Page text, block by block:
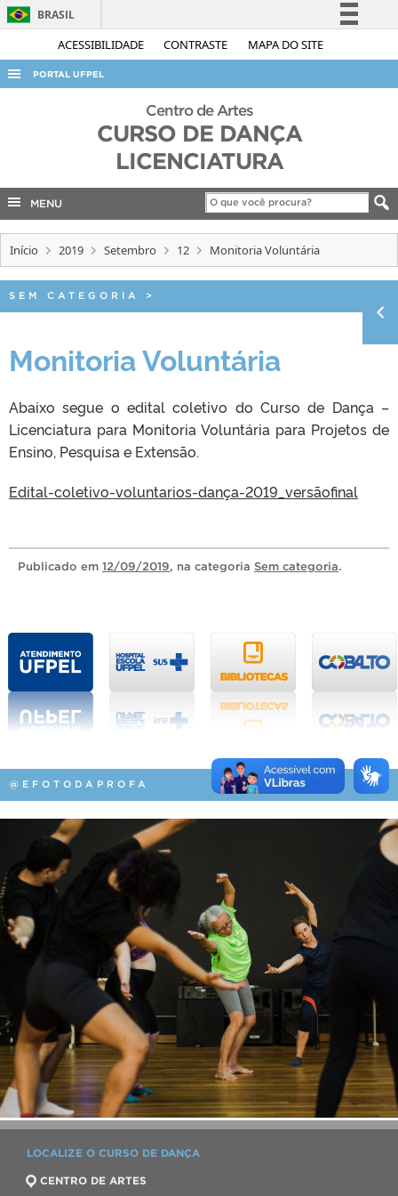
ACESSIBILIDADE CONTRASTE MAPA DO SITE
BRASIL
Simplifique!
Acesso à informação
Legislação
PORTAL UFPEL
ACESSO À INFORMAÇÃO
INTERNACIONAL
Centro de Artes
CURSO DE DANÇA
LICENCIATURA
MENU
Início 2019 Setembro 12 Monitoria Voluntária
SEM CATEGORIA >
Monitoria Voluntária
Abaixo segue o edital coletivo do Curso de Dança –
Licenciatura para Monitoria Voluntária para Projetos de
Ensino, Pesquisa e Extensão.
Edital-coletivo-voluntarios-dança-2019_versãofinal
Publicado em 12/09/2019, na categoria Sem categoria.
@EFOTODAPROFA
LOCALIZE O CURSO DE DANÇA
CENTRO DE ARTES